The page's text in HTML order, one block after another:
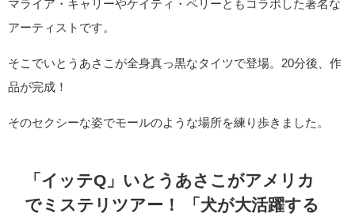
マライア・キャリーやケイティ・ペリーともコラボした著名な
アーティストです。
そこでいとうあさこが全身真っ黒なタイツで登場。20分後、作
品が完成！
そのセクシーな姿でモールのような場所を練り歩きました。
「イッテQ」いとうあさこがアメリカ
でミステリツアー！ 「犬が大活躍する